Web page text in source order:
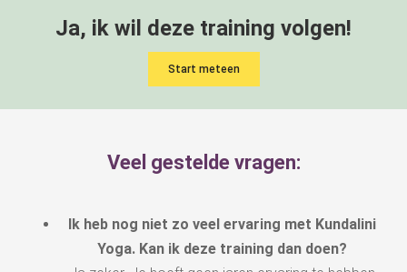
Ja, ik wil deze training volgen!
Start meteen
Veel gestelde vragen:
Ik heb nog niet zo veel ervaring met Kundalini
Yoga. Kan ik deze training dan doen?